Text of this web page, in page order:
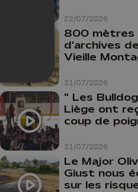
22/07/2026
cyclo-
Avroy et
Guillemins...
31/07/2026
800 mètres
d'archives
Vieille
31/07/2026
" Les
Liège ont
coup de
Le Major
Giust nous
sur les